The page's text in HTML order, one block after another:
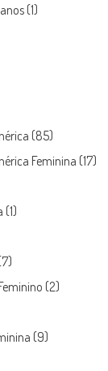
(1)
(85)
Feminina (17)
(1)
(2)
(9)